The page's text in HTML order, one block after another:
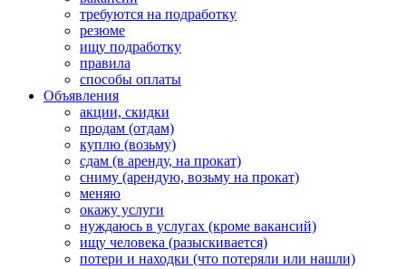
требуются на подработку
резюме
ищу подработку
правила
способы оплаты
Объявления
акции, скидки
продам (отдам)
куплю (возьму)
сдам (в аренду, на прокат)
сниму (арендую, возьму на прокат)
меняю
окажу услуги
нуждаюсь в услугах (кроме вакансий)
ищу человека (разыскивается)
потери и находки (что потеряли или нашли)